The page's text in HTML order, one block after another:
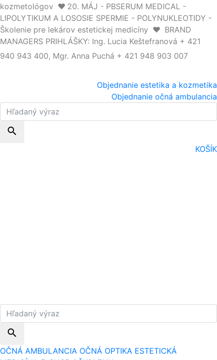
kozmetológov ❤️ 20. MÁJ - PBSERUM MEDICAL -
LIPOLYTIKUM A LOSOSIE SPERMIE - POLYNUKLEOTIDY -
Školenie pre lekárov estetickej medicíny ❤️ BRAND
MANAGERS PRIHLÁŠKY: Ing. Lucia Keštefranová + 421
940 943 400, Mgr. Anna Puchá + 421 948 903 007
Objednanie estetika a kozmetika
Objednanie očná ambulancia
search
KOŠÍK
search
OČNÁ AMBULANCIA OČNÁ OPTIKA ESTETICKÁ